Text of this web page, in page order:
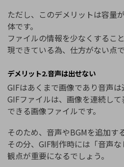
ただし、このデメリットは容量
体です。
ファイルの情報を少なくするこ
現できている為、仕方がない点で
デメリット2.音声は出せない
GIFはあくまで画像であり音声は
GIFファイルは、画像を連続し
できる画像ファイルです。
そのため、音声やBGMを追加す
その分、GIF制作時には「音声
観点が重要になるでしょう。